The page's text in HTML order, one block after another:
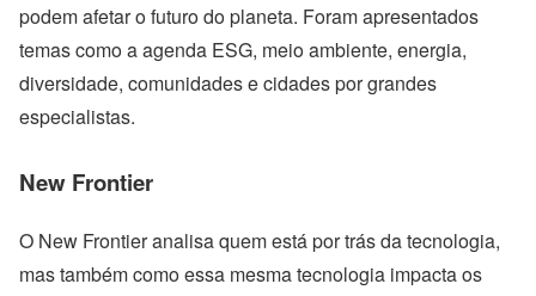
podem afetar o futuro do planeta. Foram apresentados
temas como a agenda ESG, meio ambiente, energia,
diversidade, comunidades e cidades por grandes
especialistas.
New Frontier
O New Frontier analisa quem está por trás da tecnologia,
mas também como essa mesma tecnologia impacta os